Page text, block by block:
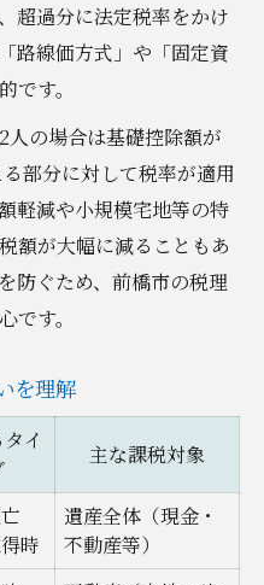
超過分に法定税率をかけ
路線価方式」や「固定資
です。
の場合は基礎控除額が
部分に対して税率が適用
軽減や小規模宅地等の特
額が大幅に減ることもあ
防ぐため、前橋市の税理
です。
を理解
イ
主な課税対象
時
遺産全体（現金・
不動産等）